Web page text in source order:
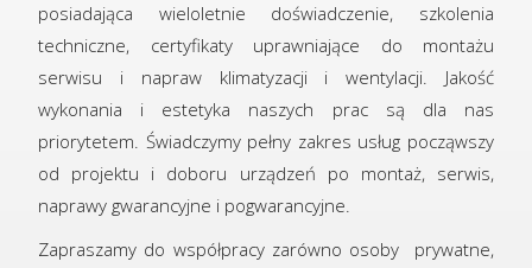
posiadająca wieloletnie doświadczenie, szkolenia
techniczne, certyfikaty uprawniające do montażu
serwisu i napraw klimatyzacji i wentylacji. Jakość
wykonania i estetyka naszych prac są dla nas
priorytetem. Świadczymy pełny zakres usług począwszy
od projektu i doboru urządzeń po montaż, serwis,
naprawy gwarancyjne i pogwarancyjne.
Zapraszamy do współpracy zarówno osoby prywatne,